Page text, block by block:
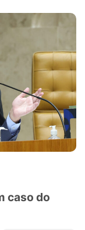
caso do